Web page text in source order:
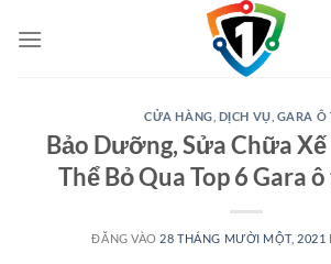
qua
CỬA HÀNG DỊCH VỤ GARA Ô
Bảo Dưỡng, Sửa Chữa Xế
Thể Bỏ Qua Top 6 Gara
ĐĂNG VÀO 28 THÁNG MƯỜI MỘT, 2021